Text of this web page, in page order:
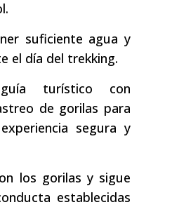
suficiente agua y
el día del trekking.
turístico con
de gorilas para
segura y
los gorilas y sigue
establecidas